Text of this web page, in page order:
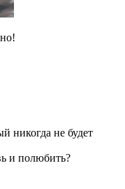
никогда не будет
и полюбить?